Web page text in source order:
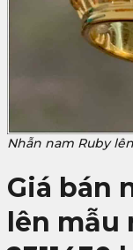
Nhẫn nam Ruby
Giá bán
lên mẫu